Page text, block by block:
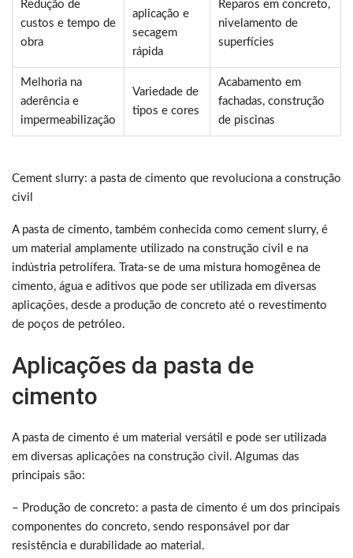
Redução de
custos e tempo de
obra
aplicação e
secagem
rápida
Reparos em concreto,
nivelamento de
superfícies
Melhoria na
aderência e
impermeabilização
Variedade de
tipos e cores
Acabamento em
fachadas, construção
de piscinas
Cement slurry: a pasta de cimento que revoluciona a construção
civil
A pasta de cimento, também conhecida como cement slurry, é
um material amplamente utilizado na construção civil e na
indústria petrolífera. Trata-se de uma mistura homogênea de
cimento, água e aditivos que pode ser utilizada em diversas
aplicações, desde a produção de concreto até o revestimento
de poços de petróleo.
Aplicações da pasta de
cimento
A pasta de cimento é um material versátil e pode ser utilizada
em diversas aplicações na construção civil. Algumas das
principais são:
– Produção de concreto: a pasta de cimento é um dos principais
componentes do concreto, sendo responsável por dar
resistência e durabilidade ao material.